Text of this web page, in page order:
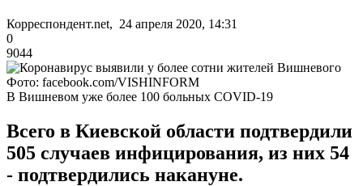
Корреспондент.net, 24 апреля 2020, 14:31
0
9044
Фото: facebook.com/VISHINFORM
В Вишневом уже более 100 больных COVID-19
Всего в Киевской области подтвердили
505 случаев инфицирования, из них 54
- подтвердились накануне.